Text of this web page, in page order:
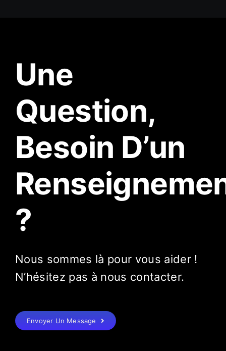
Une
Question,
Besoin D’un
?
Nous sommes là pour vous aider !
N’hésitez pas à nous contacter.
Envoyer Un Message